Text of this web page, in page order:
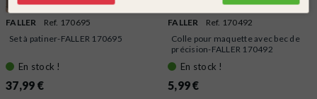
FALLER
Ref. 170695
Set à patiner-FALLER 170695
En stock !
37,99 €
FALLER
Ref. 170492
Colle pour maquette avec bec de
précision-FALLER 170492
En stock !
5,99 €